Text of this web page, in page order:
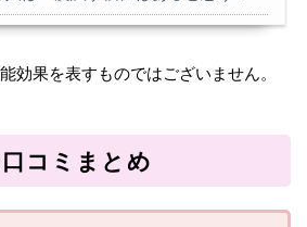
効果を表すものではございません。
コミまとめ